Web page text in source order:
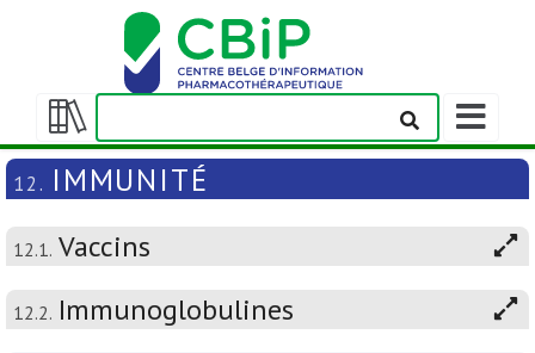
Afficher/masquer
la
table
matières
Afficher/
la
barre
navigation
12. IMMUNITÉ
12.1. Vaccins
12.2. Immunoglobulines